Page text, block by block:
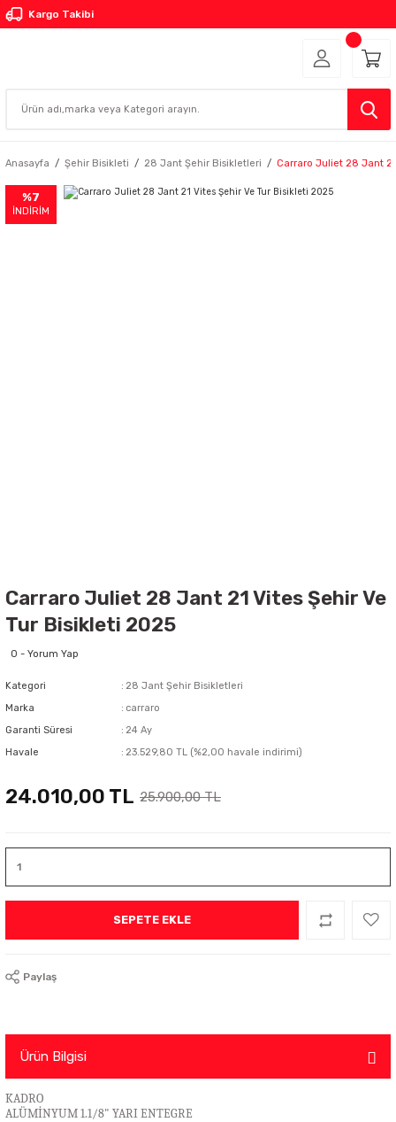
Kargo Takibi
Anasayfa Şehir Bisikleti 28 Jant Şehir Bisikletleri Carraro Juliet 28 Jant
%7
İNDİRİM
Carraro Juliet 28 Jant 21 Vites Şehir Ve
Tur Bisikleti 2025
0 - Yorum Yap
Kategori
28 Jant Şehir Bisikletleri
Marka
carraro
Garanti Süresi
24 Ay
Havale
23.529,80 TL (%2,00 havale indirimi)
24.010,00 TL 25.900,00 TL
SEPETE EKLE
Paylaş
Ürün Bilgisi
KADRO
ALÜMİNYUM 1.1/8" YARI ENTEGRE